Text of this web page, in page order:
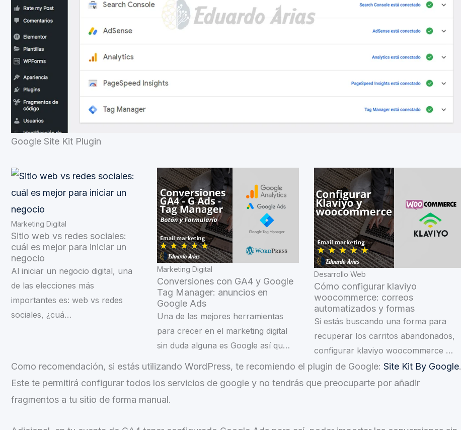
Google Site Kit Plugin
Marketing Digital
Sitio web vs redes sociales:
cuál es mejor para iniciar un
negocio
Al iniciar un negocio digital, una
de las elecciones más
importantes es: web vs redes
sociales, ¿cuá…
Marketing Digital
Conversiones con GA4 y Google
Tag Manager: anuncios en
Google Ads
Una de las mejores herramientas
para crecer en el marketing digital
sin duda alguna es Google así qu…
Desarrollo Web
Cómo configurar klaviyo
woocommerce: correos
automatizados y formas
Si estás buscando una forma para
recuperar los carritos abandonados,
configurar klaviyo woocommerce …
Como recomendación, si estás utilizando WordPress, te recomiendo el plugin de Google: Site Kit By Google.
Este te permitirá configurar todos los servicios de google y no tendrás que preocuparte por añadir
fragmentos a tu sitio de forma manual.